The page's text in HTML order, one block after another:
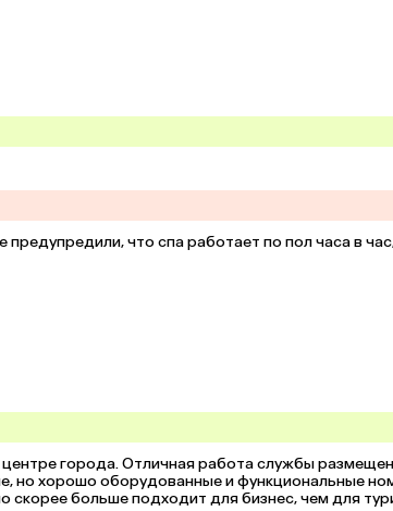
что спа работает по пол часа в
города. Отличная работа службы
но хорошо оборудованные и функциональные
скорее больше подходит для бизнес, чем для